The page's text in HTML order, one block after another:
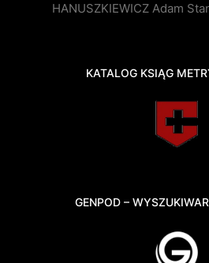
HANUSZKIEWICZ Adam
KATALOG KSIĄG
GENPOD –